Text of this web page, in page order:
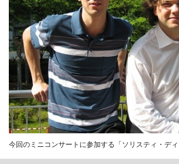
今回のミニコンサートに参加する「ソリスティ・デ